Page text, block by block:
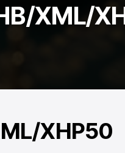
XML/
XHP50